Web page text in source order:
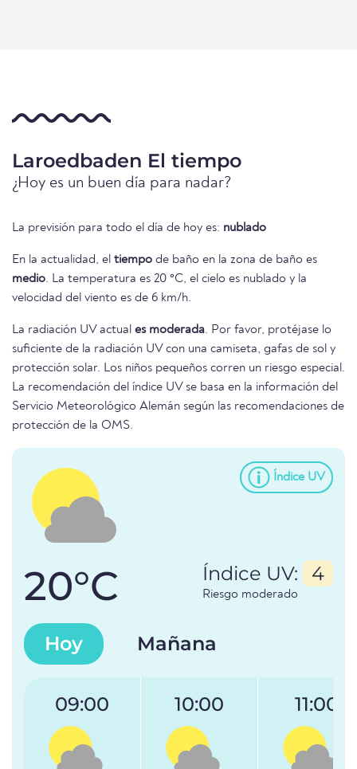
Laroedbaden El tiempo
¿Hoy es un buen día para nadar?
La previsión para todo el día de hoy es: nublado
En la actualidad, el tiempo de baño en la zona de baño es
medio. La temperatura es 20 °C, el cielo es nublado y la
velocidad del viento es de 6 km/h.
La radiación UV actual es moderada. Por favor, protéjase lo
suficiente de la radiación UV con una camiseta, gafas de sol y
protección solar. Los niños pequeños corren un riesgo especial.
La recomendación del índice UV se basa en la información del
Servicio Meteorológico Alemán según las recomendaciones de
protección de la OMS.
Índice UV
20°C Índice UV: 4
Riesgo moderado
Hoy Mañana
09:00 10:00 11:00